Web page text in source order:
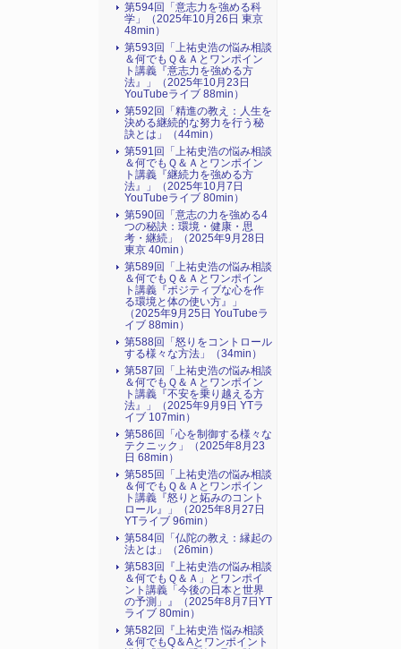
第594回「意志力を強める科
学」（2025年10月26日 東京
48min）
第593回「上祐史浩の悩み相談
＆何でもＱ＆Ａとワンポイン
ト講義『意志力を強める方
法』​」（2025年10月23日
YouTubeライブ 88min）
第592回「精進の教え：人生を
決める継続的な努力を行う秘
訣とは」（44min）
第591回「上祐史浩の悩み相談
＆何でもＱ＆Ａとワンポイン
ト講義『継続力を強める方
法』​」（2025年10月7日
YouTubeライブ 80min）
第590回「意志の力を強める4
つの秘訣：環境・健康・思
考・継続」（2025年9月28日
東京 40min）
第589回「上祐史浩の悩み相談
＆何でもＱ＆Ａとワンポイン
ト講義『ポジティブな心を作
る環境と体の使い方』​」
（2025年9月25日 YouTubeラ
イブ 88min）
第588回「怒りをコントロール
する様々な方法」（34min）
第587回「上祐史浩の悩み相談
＆何でもＱ＆Ａとワンポイン
ト講義『不安を乗り越える方
法』​」（2025年9月9日 YTラ
イブ 107min）
第586回「心を制御する様々な
テクニック」（2025年8月23
日 68min）
第585回「上祐史浩の悩み相談
＆何でもＱ＆Ａとワンポイン
ト講義『怒りと妬みのコント
ロール』​」（2025年8月27日
YTライブ 96min）
第584回「仏陀の教え：縁起の
法とは」（26min）
第583回『上祐史浩の悩み相談
＆何でもＱ＆Ａ」とワンポイ
ント講義「今後の日本と世界
の予測」』（2025年8月7日YT
ライブ 80min）
第582回『上祐史浩 悩み相談
＆何でもQ＆Aとワンポイント